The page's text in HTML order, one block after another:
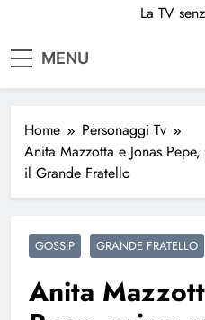
La TV
MENU
Home
Personaggi Tv
Anita Mazzotta e Jonas
il Grande Fratello
GOSSIP GRANDE FRATELLO
Anita